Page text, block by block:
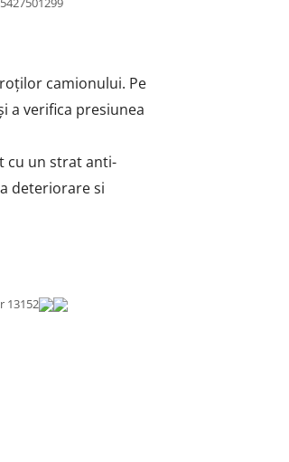
camionului. Pe
a verifica presiunea
cu un strat anti-
deteriorare si